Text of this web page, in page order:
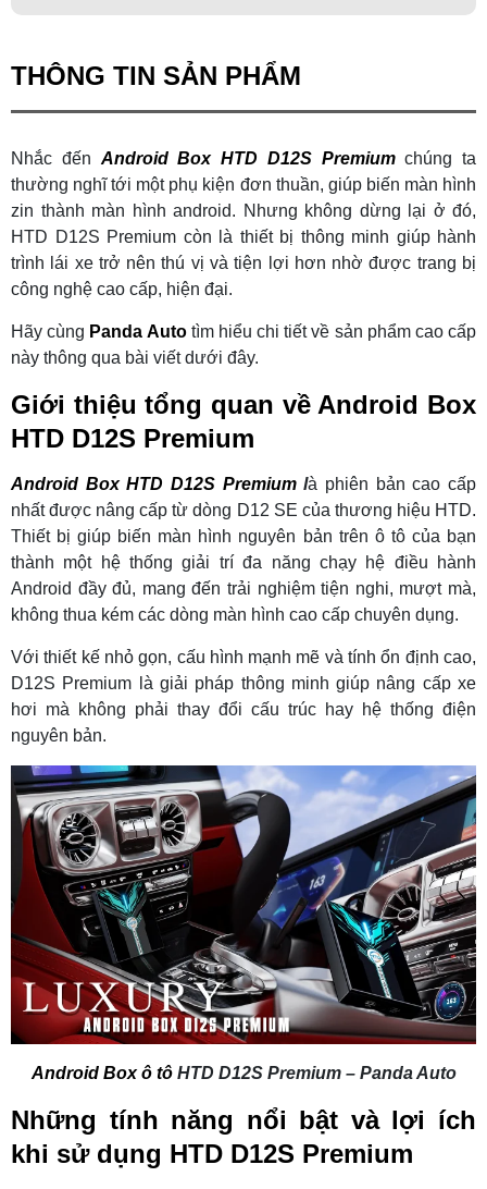
THÔNG TIN SẢN PHẨM
Nhắc đến Android Box HTD D12S Premiumchúng ta
thường nghĩ tới một phụ kiện đơn thuần, giúp biến màn hình
zin thành màn hình android. Nhưng không dừng lại ở đó,
HTD D12S Premium còn là thiết bị thông minh giúp hành
trình lái xe trở nên thú vị và tiện lợi hơn nhờ được trang bị
công nghệ cao cấp, hiện đại.
Hãy cùng Panda Autotìm hiểu chi tiết về sản phẩm cao cấp
này thông qua bài viết dưới đây.
Giới thiệu tổng quan về Android Box
HTD D12S Premium
Android Box HTD D12S Premiumlà phiên bản cao cấp
nhất được nâng cấp từ dòng D12 SE của thương hiệu HTD.
Thiết bị giúp biến màn hình nguyên bản trên ô tô của bạn
thành một hệ thống giải trí đa năng chạy hệ điều hành
Android đầy đủ, mang đến trải nghiệm tiện nghi, mượt mà,
không thua kém các dòng màn hình cao cấp chuyên dụng.
Với thiết kế nhỏ gọn, cấu hình mạnh mẽ và tính ổn định cao,
D12S Premium là giải pháp thông minh giúp nâng cấp xe
hơi mà không phải thay đổi cấu trúc hay hệ thống điện
nguyên bản.
Android Box ô tôHTD D12S Premium – Panda Auto
Những tính năng nổi bật và lợi ích
khi sử dụng HTD D12S Premium